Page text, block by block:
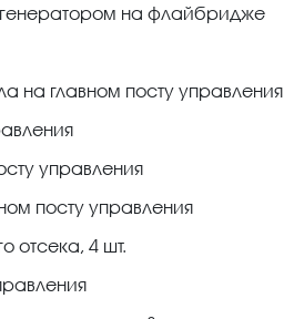
на флайбридже
на главном посту управления
управления
посту управления
отсека, 4 шт.